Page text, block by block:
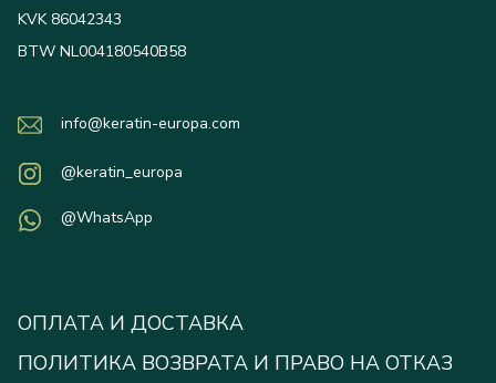
KVK 86042343
BTW NL004180540B58
info@keratin-europa.com
@keratin_europa
@WhatsApp
ОПЛАТА И ДОСТАВКА
ПОЛИТИКА ВОЗВРАТА И ПРАВО НА ОТКАЗ